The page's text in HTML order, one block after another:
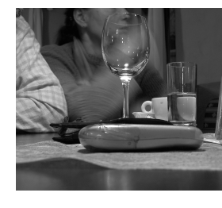
PSYCHOSOM
Vydání 1/ 2026
Vydání 3/ 2025
Vydání 2/ 2025
Vydání 1/ 2025
Vydání 3-4/ 2024